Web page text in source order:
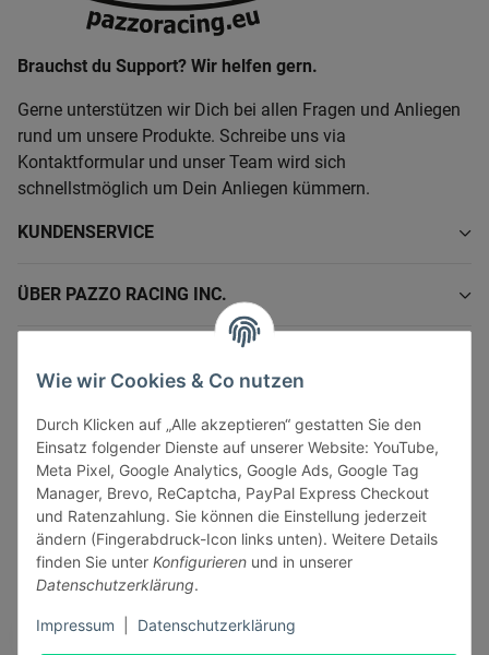
Wie wir Cookies & Co nutzen
Durch Klicken auf „Alle akzeptieren“ gestatten Sie den
Einsatz folgender Dienste auf unserer Website: YouTube,
Meta Pixel, Google Analytics, Google Ads, Google Tag
Manager, Brevo, ReCaptcha, PayPal Express Checkout
und Ratenzahlung. Sie können die Einstellung jederzeit
ändern (Fingerabdruck-Icon links unten). Weitere Details
finden Sie unter Konfigurieren und in unserer
Datenschutzerklärung.
Impressum Datenschutzerklärung
Brauchst du Support? Wir helfen gern.
Gerne unterstützen wir Dich bei allen Fragen und Anliegen
rund um unsere Produkte. Schreibe uns via
Kontaktformular und unser Team wird sich
schnellstmöglich um Dein Anliegen kümmern.
KUNDENSERVICE
ÜBER PAZZO RACING INC.
GESETZLICHE INFORMATIONEN
Vertrag widerrufen
Sicher bezahlen via: